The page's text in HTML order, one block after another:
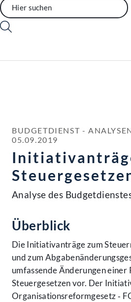
BUDGETDIENST -
05.09.2019
Analyse des
Überblick
Die Initiativanträge zum
und zum
umfassende Änderungen einer
Steuergesetzen vor. Der
Organisations­reform­gesetz ‑